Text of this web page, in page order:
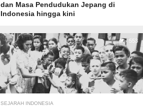
dan Masa Pendudukan Jepang di
Indonesia hingga kini
553
SEJARAH INDONESIA